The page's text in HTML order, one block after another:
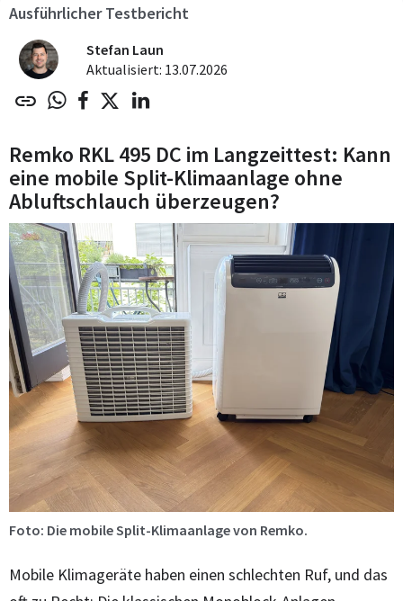
Ausführlicher Testbericht
Stefan Laun
Aktualisiert: 13.07.2026
Remko RKL 495 DC im Langzeittest: Kann
eine mobile Split-Klimaanlage ohne
Abluftschlauch überzeugen?
Foto: Die mobile Split-Klimaanlage von Remko.
Mobile Klimageräte haben einen schlechten Ruf, und das